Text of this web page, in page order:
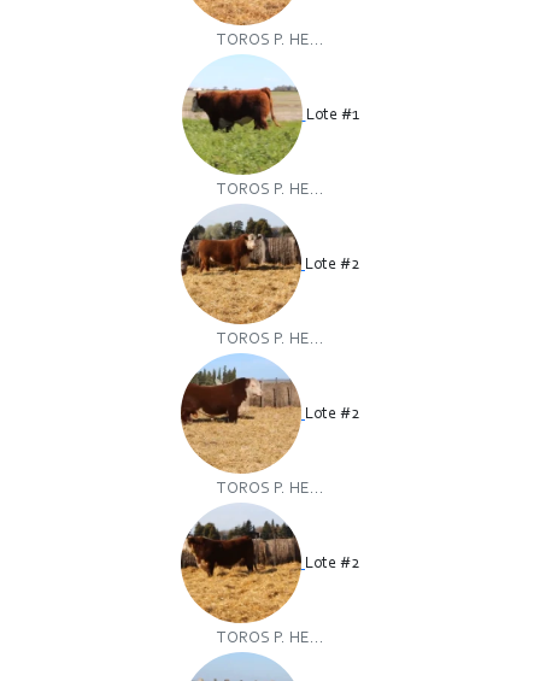
TOROS P. HE...
Lote #1
TOROS P. HE...
Lote #2
TOROS P. HE...
Lote #2
TOROS P. HE...
Lote #2
TOROS P. HE...